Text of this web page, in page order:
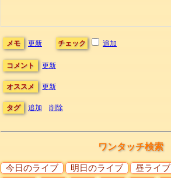
メモ 更新 チェック 追加
コメント 更新
オススメ 更新
タグ 追加 削除
ワンタッチ検索
今日のライブ 明日のライブ 昼ライブ